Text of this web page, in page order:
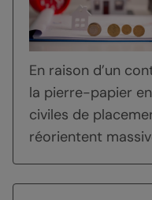
En raison d’un
la pierre-papier
civiles de
réorientent